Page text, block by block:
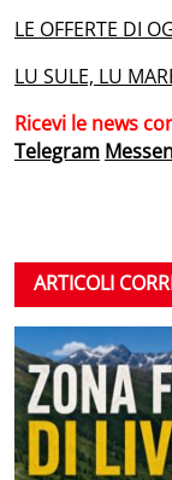
LE OFFERTE DI
LU SULE, LU
Ricevi le news
Telegram
ARTICOLI